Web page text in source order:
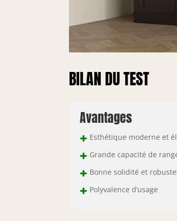
BILAN DU TEST
Avantages
+ Esthétique moderne et
+ Grande capacité de
+ Bonne solidité et
+ Polyvalence d’usage